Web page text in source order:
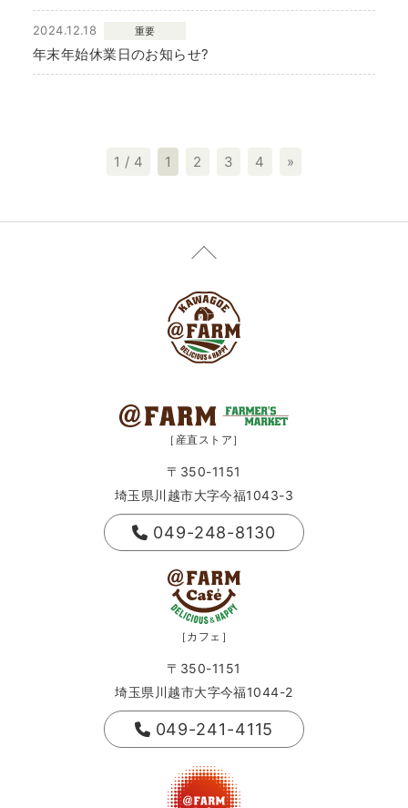
2024.12.18 重要
年末年始休業日のお知らせ?
1 / 4 1 2 3 4 »
［産直ストア］
〒350-1151
埼玉県川越市大字今福1043-3
049-248-8130
［カフェ］
〒350-1151
埼玉県川越市大字今福1044-2
049-241-4115